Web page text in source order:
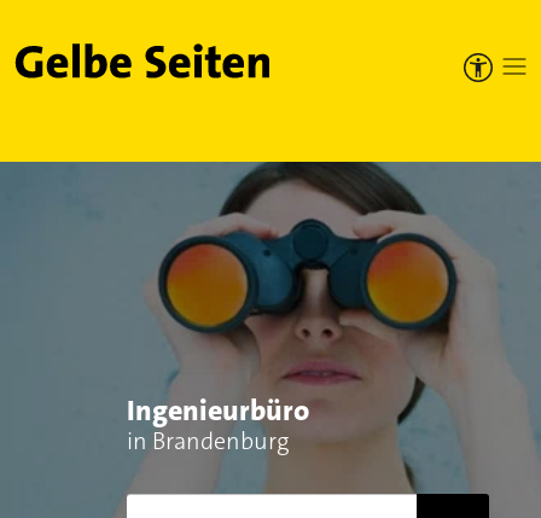
Gelbe Seiten
Ingenieurbüro
in Brandenburg